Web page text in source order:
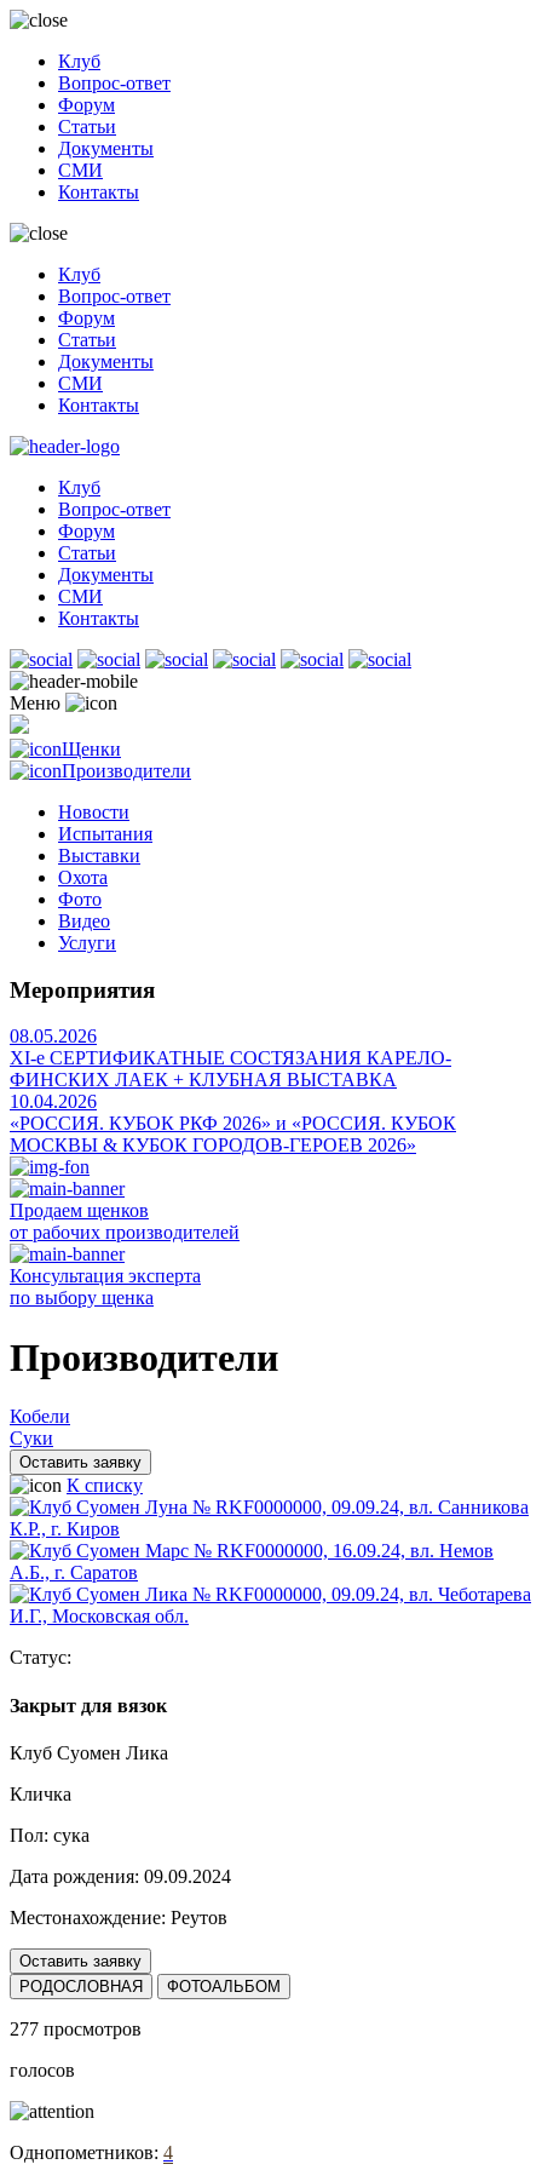
Клуб
Вопрос-ответ
Форум
Статьи
Документы
СМИ
Контакты
Клуб
Вопрос-ответ
Форум
Статьи
Документы
СМИ
Контакты
Клуб
Вопрос-ответ
Форум
Статьи
Документы
СМИ
Контакты
Меню
Щенки
Производители
Новости
Испытания
Выставки
Охота
Фото
Видео
Услуги
Мероприятия
08.05.2026
ХI-е СЕРТИФИКАТНЫЕ СОСТЯЗАНИЯ КАРЕЛО-
ФИНСКИХ ЛАЕК + КЛУБНАЯ ВЫСТАВКА
10.04.2026
«РОССИЯ. КУБОК РКФ 2026» и «РОССИЯ. КУБОК
МОСКВЫ & КУБОК ГОРОДОВ-ГЕРОЕВ 2026»
Продаем щенков
от рабочих производителей
Консультация эксперта
по выбору щенка
Производители
Кобели
Суки
Оставить заявку
К списку
Статус:
Закрыт для вязок
Клуб Суомен Лика
Кличка
Пол: сука
Дата рождения: 09.09.2024
Местонахождение: Реутов
Оставить заявку
РОДОСЛОВНАЯ
ФОТОАЛЬБОМ
277 просмотров
голосов
Однопометников: 4